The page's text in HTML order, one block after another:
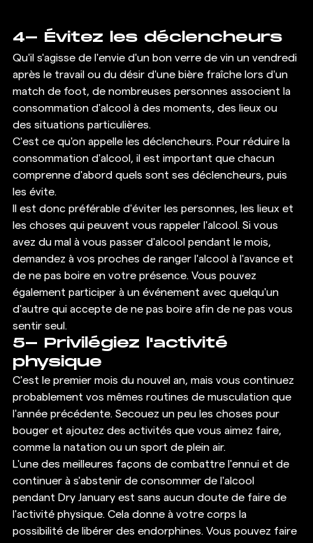
4- Évitez les déclencheurs
Qu'il s'agisse de l'envie d'un bon verre de vin un vendredi
après le travail ou du désir d'une bière fraîche lors d'un
match de foot, de nombreuses personnes associent la
consommation d'alcool à des moments, des lieux ou
des situations particulières.
C'est ce qu'on appelle les déclencheurs. Pour réduire la
consommation d'alcool, il est important que chacun
comprenne d'abord quels sont ses déclencheurs, puis
les évite.
Il est donc préférable d'éviter les personnes, les lieux et
les choses qui peuvent vous rappeler l'alcool. Si vous
avez du mal à vous passer d'alcool pendant le mois,
demandez à vos proches de ranger l'alcool à l'avance et
de ne pas boire en votre présence. Vous pouvez
également participer à un événement avec quelqu'un
d'autre qui accepte de ne pas boire afin de ne pas vous
sentir seul.
5- Privilégiez l'activité
physique
C'est le premier mois du nouvel an, mais vous continuez
probablement vos mêmes routines de musculation que
l'année précédente. Secouez un peu les choses pour
bouger et ajoutez des activités que vous aimez faire,
comme la natation ou un sport de plein air.
L'une des meilleures façons de combattre l'ennui et de
continuer à s'abstenir de consommer de l'alcool
pendant Dry January est sans aucun doute de faire de
l'activité physique. Cela donne à votre corps la
possibilité de libérer des endorphines. Vous pouvez faire